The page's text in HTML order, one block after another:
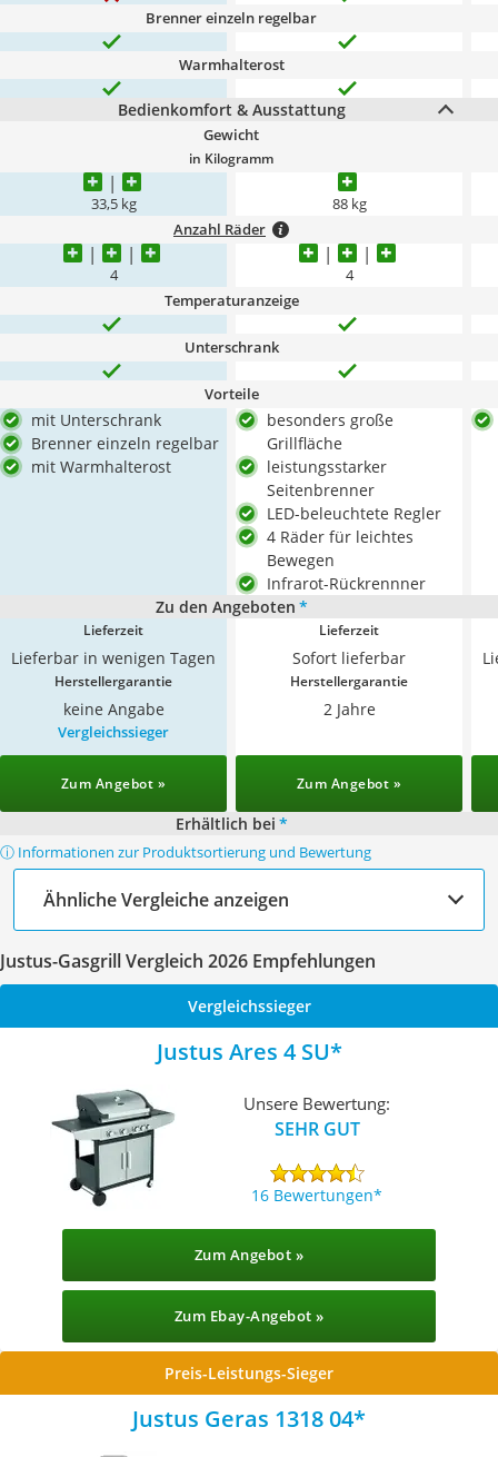
Brenner einzeln regelbar
Warmhalterost
Bedienkomfort & Ausstattung
Gewicht
in Kilogramm
33,5 kg 88 kg
Anzahl Räder
4 4
Temperaturanzeige
Unterschrank
Vorteile
mit Unterschrank
Brenner einzeln regelbar
mit Warmhalterost
besonders große
Grillfläche
leistungsstarker
Seitenbrenner
LED-beleuchtete Regler
4 Räder für leichtes
Bewegen
Infrarot-Rückrennner
Zu den Angeboten *
Lieferzeit
Lieferbar in wenigen Tagen
Lieferzeit
Sofort lieferbar
Herstellergarantie
keine Angabe
Herstellergarantie
2 Jahre
Vergleichssieger
Zum Angebot » Zum Angebot »
Erhältlich bei *
ⓘ Informationen zur Produktsortierung und Bewertung
Ähnliche Vergleiche anzeigen
Justus-Gasgrill Vergleich 2026 Empfehlungen
Vergleichssieger
Justus Ares 4 SU
Unsere Bewertung:
SEHR GUT
16 Bewertungen
Zum Angebot »
Zum Ebay-Angebot »
Preis-Leistungs-Sieger
Justus Geras 1318 04